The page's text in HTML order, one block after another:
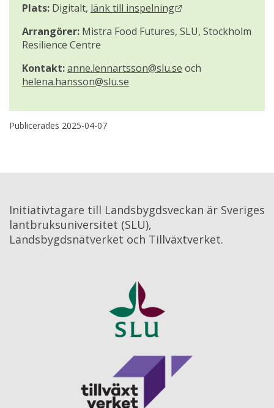
Plats: Digitalt, länk till inspelning Länk till annan
Arrangörer: Mistra Food Futures, SLU, Stockholm
Resilience Centre
Kontakt:anne.lennartsson@slu.se
helena.hansson@slu.se
Publicerades 2025-04-07
Initiativtagare till Landsbygdsveckan är Sveriges
lantbruksuniversitet (SLU),
Landsbygdsnätverket och Tillväxtverket.